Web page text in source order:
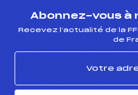
Abonnez-vous
Recevez l’actualité de la
de